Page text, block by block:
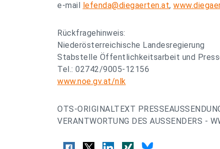
e-mail lefenda@diegaerten.at,
Rückfragehinweis:
Niederösterreichische Landesregierung
Stabstelle Öffentlichkeitsarbeit und
Tel.: 02742/9005-12156
www.noe.gv.at/nlk
OTS-ORIGINALTEXT
VERANTWORTUNG DES AUSSENDERS -